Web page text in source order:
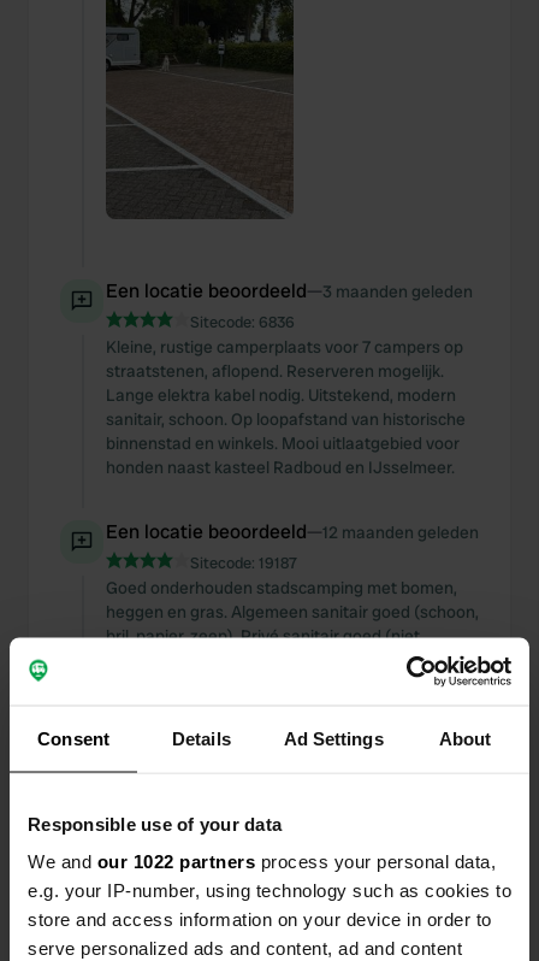
Consent Details Ad Settings About
Responsible use of your data
We and our 1022 partners process your personal data,
e.g. your IP-number, using technology such as cookies to
store and access information on your device in order to
serve personalized ads and content, ad and content
Een locatie beoordeeld—3 maanden geleden
Sitecode: 6836
Kleine, rustige camperplaats voor 7 campers op
straatstenen, aflopend. Reserveren mogelijk.
Lange elektra kabel nodig. Uitstekend, modern
sanitair, schoon. Op loopafstand van historische
binnenstad en winkels. Mooi uitlaatgebied voor
honden naast kasteel Radboud en IJsselmeer.
Een locatie beoordeeld—12 maanden geleden
Sitecode: 19187
Goed onderhouden stadscamping met bomen,
heggen en gras. Algemeen sanitair goed (schoon,
bril, papier, zeep). Privé sanitair goed (niet
verwarmd). Parkeervakken redelijk ruim en
redelijk vlak, gras. Restaurant (goed). Supermarkt
rand camping.
Sitecode:20334
Goed onderhouden, moderne stadscamping met
hoge en lage bomen, struiken en gras. Uitstekend
sanitair: zeer schoon, bril, papier, zeep,
handendroger. Parkeervakken niet ruim, redelijk
vlak, gras en zand. Geen broodjesservice of